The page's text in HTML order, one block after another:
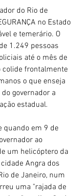
do Rio de
no Estado
e temerário. O
1.249 pessoas
até o mês de
frontalmente
o que enseja
governador a
estadual.
quando em 9 de
ao
um helicóptero da
Angra dos
de Janeiro, num
uma "rajada de